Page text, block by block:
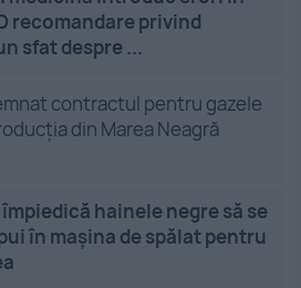
recomandare privind
sfat despre ...
contractul pentru gazele
din Marea Neagră
hainele negre să se
în mașina de spălat pentru